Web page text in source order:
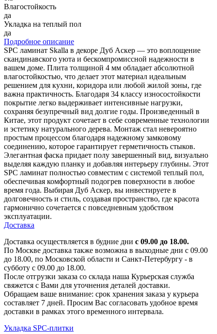
Влагостойкость
да
Укладка на теплый пол
да
Подробное описание
SPC ламинат Skalla в декоре Дуб Аскер — это воплощение
скандинавского уюта и бескомпромиссной надежности в
вашем доме. Плита толщиной 4 мм обладает абсолютной
влагостойкостью, что делает этот материал идеальным
решением для кухни, коридора или любой жилой зоны, где
важна практичность. Благодаря 34 классу износостойкости
покрытие легко выдерживает интенсивные нагрузки,
сохраняя безупречный вид долгие годы. Произведенный в
Китае, этот продукт сочетает в себе современные технологии
и эстетику натурального дерева. Монтаж стал невероятно
простым процессом благодаря надежному замковому
соединению, которое гарантирует герметичность стыков.
Элегантная фаска придает полу завершенный вид, визуально
выделяя каждую планку и добавляя интерьеру глубины. Этот
SPC ламинат полностью совместим с системой теплый пол,
обеспечивая комфортный подогрев поверхности в любое
время года. Выбирая Дуб Аскер, вы инвестируете в
долговечность и стиль, создавая пространство, где красота
гармонично сочетается с повседневным удобством
эксплуатации.
Доставка
Доставка осуществляется в будние дни с 09.00 до 18.00.
По Москве доставка также возможна в выходные дни с 09.00
до 18.00, по Московской области и Санкт-Петербургу - в
субботу с 09.00 до 18.00.
После отгрузки заказа со склада наша Курьерская служба
свяжется с Вами для уточнения деталей доставки.
Обращаем ваше внимание: срок хранения заказа у курьера
составляет 7 дней. Просим Вас согласовать удобное время
доставки в рамках этого временного интервала.
Укладка SPC-плитки